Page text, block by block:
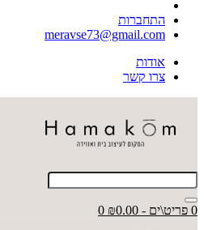
התחברות
meravse73@gmail.com
אודות
צרו קשר
0 פריט\ים - ₪0.00 0